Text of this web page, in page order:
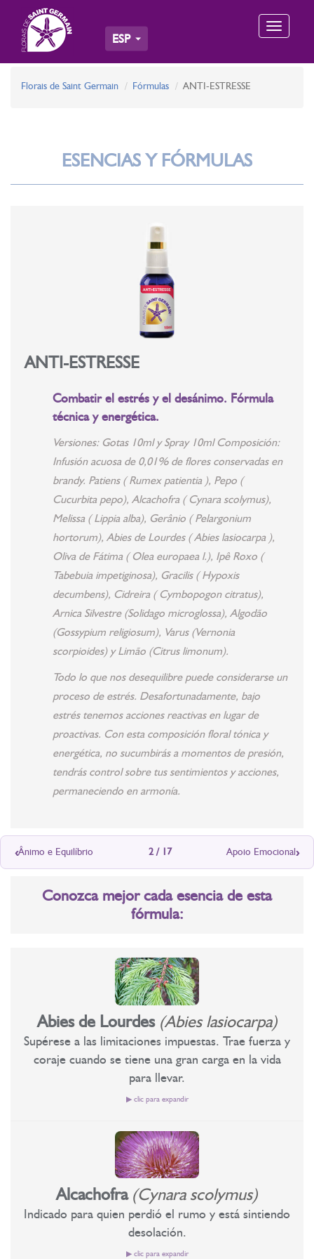
Toggle
ESP
Florais de Saint Germain Fórmulas ANTI-ESTRESSE
ESENCIAS Y FÓRMULAS
ANTI-ESTRESSE
Combatir el estrés y el desánimo. Fórmula
técnica y energética.
Versiones: Gotas 10ml y Spray 10ml Composición:
Infusión acuosa de 0,01% de flores conservadas en
brandy. Patiens ( Rumex patientia ), Pepo (
Cucurbita pepo), Alcachofra ( Cynara scolymus),
Melissa ( Lippia alba), Gerânio ( Pelargonium
hortorum), Abies de Lourdes ( Abies lasiocarpa ),
Oliva de Fátima ( Olea europaea l.), Ipê Roxo (
Tabebuia impetiginosa), Gracilis ( Hypoxis
decumbens), Cidreira ( Cymbopogon citratus),
Arnica Silvestre (Solidago microglossa), Algodão
(Gossypium religiosum), Varus (Vernonia
scorpioides) y Limão (Citrus limonum).
Todo lo que nos desequilibre puede considerarse un
proceso de estrés. Desafortunadamente, bajo
estrés tenemos acciones reactivas en lugar de
proactivas. Con esta composición floral tónica y
energética, no sucumbirás a momentos de presión,
tendrás control sobre tus sentimientos y acciones,
permaneciendo en armonía.
‹Ânimo e Equilíbrio 2 / 17 Apoio Emocional›
Conozca mejor cada esencia de esta
fórmula:
Abies de Lourdes (Abies lasiocarpa)
Supérese a las limitaciones impuestas. Trae fuerza y
coraje cuando se tiene una gran carga en la vida
para llevar.
▶ clic para expandir
Superar las limitaciones impuestas
Aporta fuerza y ​​coraje cuando tienes que llevar una gran
Tuneado en las afueras de Lourdes/Francia y preparado con
agua del manantial de la Basílica de Nuestra Señora de Lourdes.
“El Amor Divino nos eleva por encima de cualquier limitación.
Superar las limitaciones impuestas, una a una”. Abies de
Alcachofra (Cynara scolymus)
Indicado para quien perdió el rumo y está sintiendo
desolación.
▶ clic para expandir